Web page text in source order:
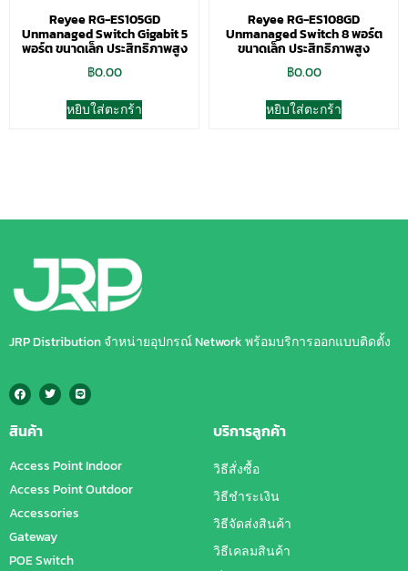
Reyee RG-ES105GD
Unmanaged Switch Gigabit 5
พอร์ต ขนาดเล็ก ประสิทธิภาพสูง
฿0.00
หยิบใส่ตะกร้า
Reyee RG-ES108GD
Unmanaged Switch 8 พอร์ต
ขนาดเล็ก ประสิทธิภาพสูง
฿0.00
หยิบใส่ตะกร้า
JRP Distribution จำหน่ายอุปกรณ์ Network พร้อมบริการออกแบบติดตั้ง
สินค้า
Access Point Indoor
Access Point Outdoor
Accessories
Gateway
POE Switch
บริการลูกค้า
วิธีสั่งซื้อ
วิธีชำระเงิน
วิธีจัดส่งสินค้า
วิธีเคลมสินค้า